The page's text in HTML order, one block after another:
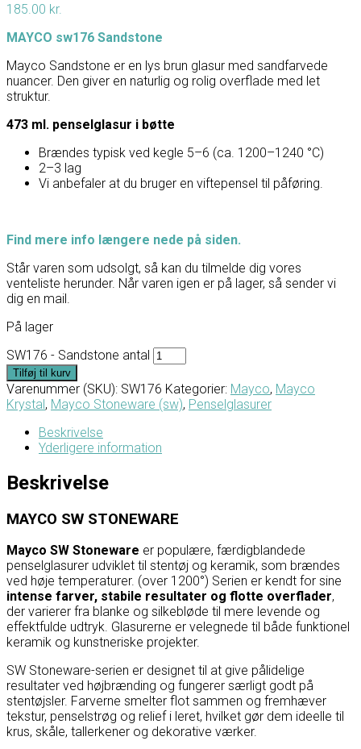
185.00 kr.
MAYCO sw176 Sandstone
Mayco Sandstone er en lys brun glasur med sandfarvede
nuancer. Den giver en naturlig og rolig overflade med let
struktur.
473 ml. penselglasur i bøtte
Brændes typisk ved kegle 5–6 (ca. 1200–1240 °C)
2–3 lag
Vi anbefaler at du bruger en viftepensel til påføring.
Find mere info længere nede på siden.
Står varen som udsolgt, så kan du tilmelde dig vores
venteliste herunder. Når varen igen er på lager, så sender vi
dig en mail.
På lager
SW176 - Sandstone antal
Tilføj til kurv
Varenummer (SKU): SW176 Kategorier: Mayco, Mayco
Krystal, Mayco Stoneware (sw), Penselglasurer
Beskrivelse
Yderligere information
Beskrivelse
MAYCO SW STONEWARE
Mayco SW Stoneware er populære, færdigblandede
penselglasurer udviklet til stentøj og keramik, som brændes
ved høje temperaturer. (over 1200°) Serien er kendt for sine
intense farver, stabile resultater og flotte overflader,
der varierer fra blanke og silkebløde til mere levende og
effektfulde udtryk. Glasurerne er velegnede til både funktionel
keramik og kunstneriske projekter.
SW Stoneware-serien er designet til at give pålidelige
resultater ved højbrænding og fungerer særligt godt på
stentøjsler. Farverne smelter flot sammen og fremhæver
tekstur, penselstrøg og relief i leret, hvilket gør dem ideelle til
krus, skåle, tallerkener og dekorative værker.